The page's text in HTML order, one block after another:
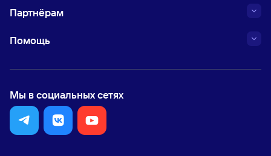
Партнёрам
Помощь
Мы в социальных сетях